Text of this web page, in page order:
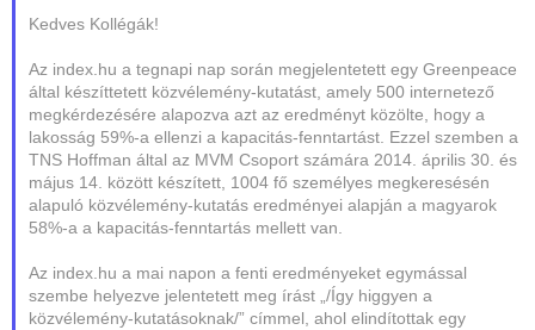
Kedves Kollégák!
Az index.hu a tegnapi nap során megjelentetett egy Greenpeace
által készíttetett közvélemény-kutatást, amely 500 internetező
megkérdezésére alapozva azt az eredményt közölte, hogy a
lakosság 59%-a ellenzi a kapacitás-fenntartást. Ezzel szemben a
TNS Hoffman által az MVM Csoport számára 2014. április 30. és
május 14. között készített, 1004 fő személyes megkeresésén
alapuló közvélemény-kutatás eredményei alapján a magyarok
58%-a a kapacitás-fenntartás mellett van.
Az index.hu a mai napon a fenti eredményeket egymással
szembe helyezve jelentetett meg írást „/Így higgyen a
közvélemény-kutatásoknak/” címmel, ahol elindítottak egy